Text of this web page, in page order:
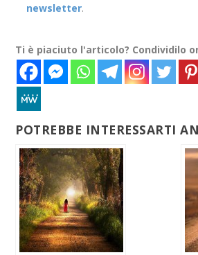
newsletter.
Ti è piaciuto l'articolo? Condividilo
POTREBBE INTERESSARTI